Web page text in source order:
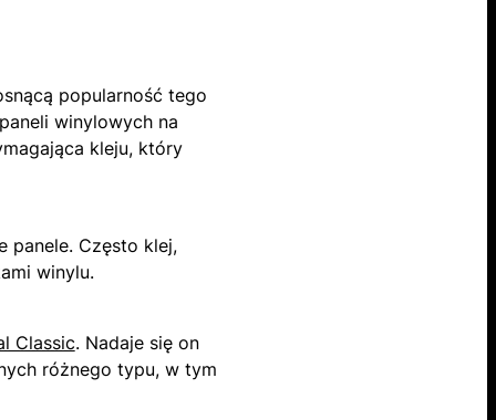
popularność tego
winylowych na
kleju, który
panele. Często klej,
winylu.
Classic. Nadaje się on
różnego typu, w tym